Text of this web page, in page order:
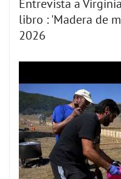
Entrevista a
libro : 'Madera de
2026